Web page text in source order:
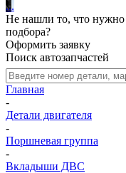
...
Не нашли то, что нужно
подбора?
Оформить заявку
Поиск автозапчастей
Главная
-
Детали двигателя
-
Поршневая группа
-
Вкладыши ДВС